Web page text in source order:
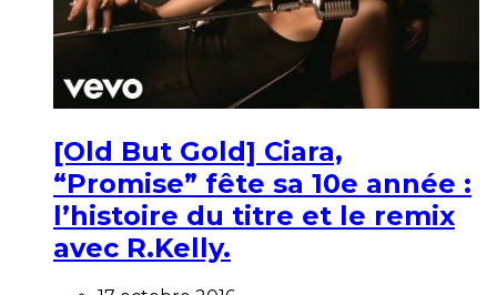
[Old But Gold] Ciara,
“Promise” fête sa 10e année :
l’histoire du titre et le remix
avec R.Kelly.